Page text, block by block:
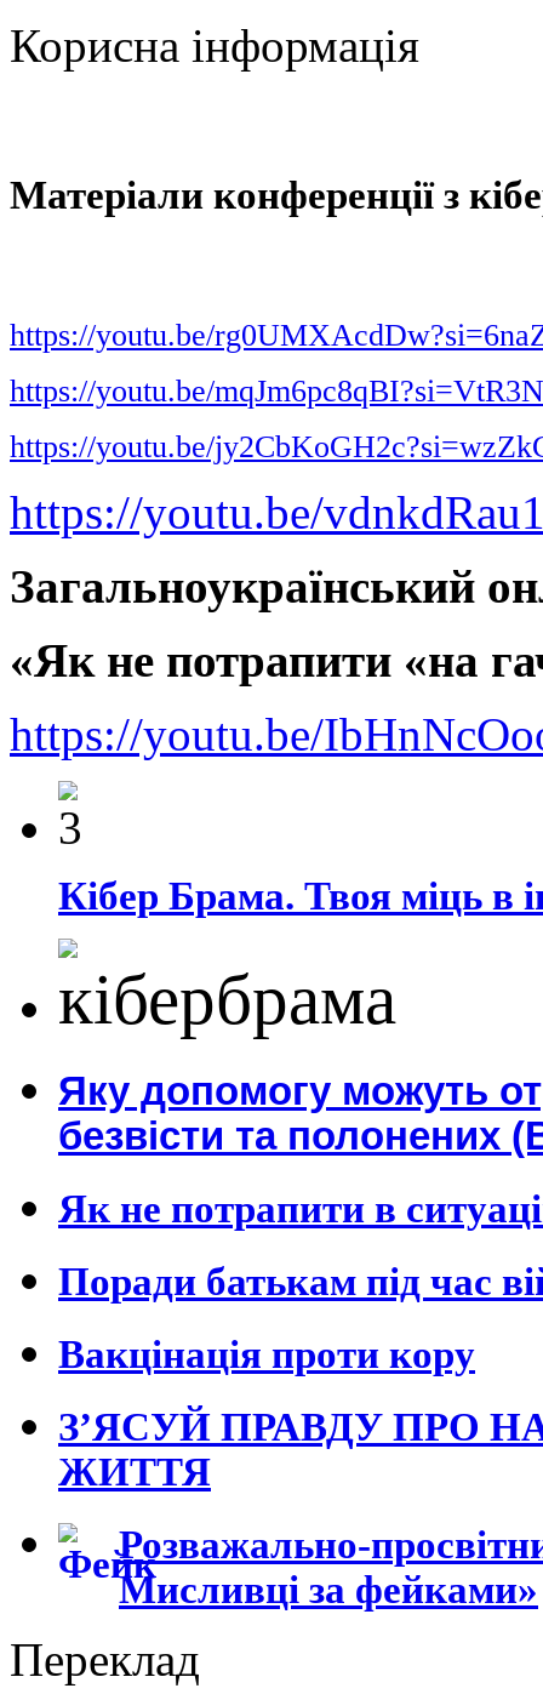
Корисна інформація
Матеріали конференції з
https://youtu.be/
https://youtu.be/
https://youtu.be/
https://youtu.be/
Загальноукраїнський
«Як не потрапити «на
https://youtu.be/
Кібер Брама. Твоя міць в
Яку допомогу можуть
безвісти та полонених
Як не потрапити в
Поради батькам під час
Вакцінація проти кору
З’ЯСУЙ ПРАВДУ ПРО
ЖИТТЯ
Розважально-
Мисливці за фейками»
Переклад